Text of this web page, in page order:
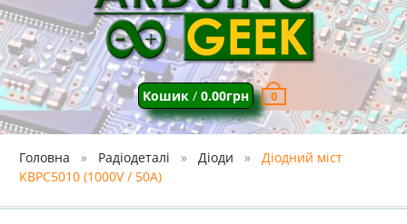
Кошик/ 0.00грн 0
Головна Радіодеталі Діоди
Діодний міст
KBPC5010 (1000V / 50А)